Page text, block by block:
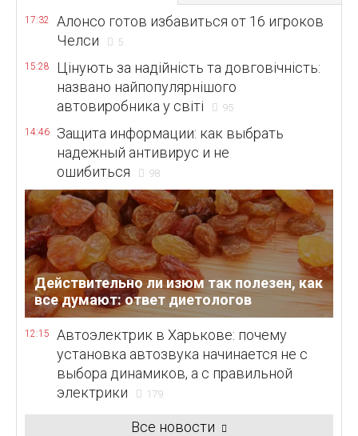
17:32
Алонсо готов избавиться от 16 игроков
Челси
5
15:28
Цінують за надійність та довговічність:
названо найпопулярнішого
автовиробника у світі
95
14:46
Защита информации: как выбрать
надежный антивирус и не
ошибиться
98
Действительно ли изюм так полезен, как
все думают: ответ диетологов
12:15
Автоэлектрик в Харькове: почему
установка автозвука начинается не с
выбора динамиков, а с правильной
электрики
179
Все новости